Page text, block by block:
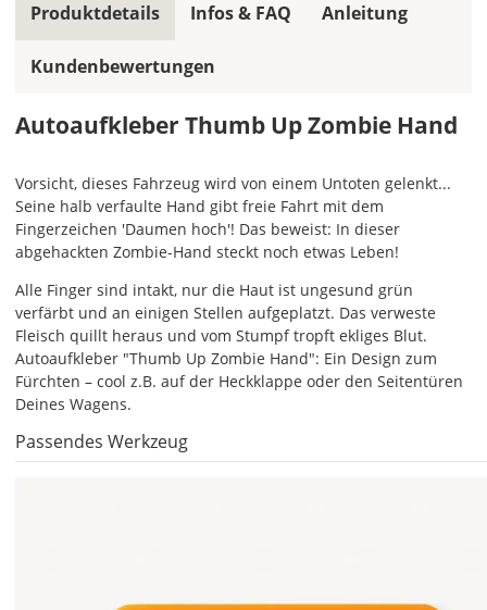
Bild
Im
2er-
Set
erhältst
Du
den
Autoaufkleber
1x
normal
und
gespiegelt.
Produktdetails
Autoaufkleber Thumb Up Zombie Hand
Passendes Werkzeug
Vorsicht, dieses Fahrzeug wird von einem Untoten gelenkt...
Seine halb verfaulte Hand gibt freie Fahrt mit dem
Fingerzeichen 'Daumen hoch'! Das beweist: In dieser
abgehackten Zombie-Hand steckt noch etwas Leben!
Alle Finger sind intakt, nur die Haut ist ungesund grün
verfärbt und an einigen Stellen aufgeplatzt. Das verweste
Fleisch quillt heraus und vom Stumpf tropft ekliges Blut.
Autoaufkleber "Thumb Up Zombie Hand": Ein Design zum
Fürchten – cool z.B. auf der Heckklappe oder den Seitentüren
Deines Wagens.
Infos & FAQ Anleitung
Kundenbewertungen